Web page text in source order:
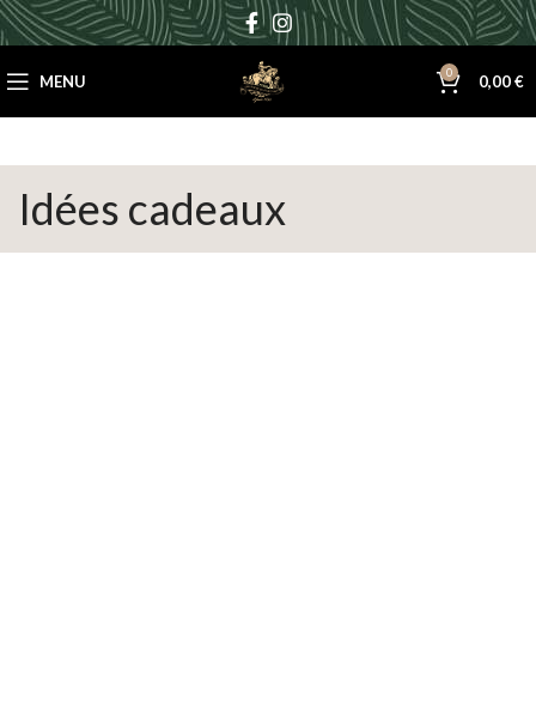
MENU 0 0,00€
Idées cadeaux